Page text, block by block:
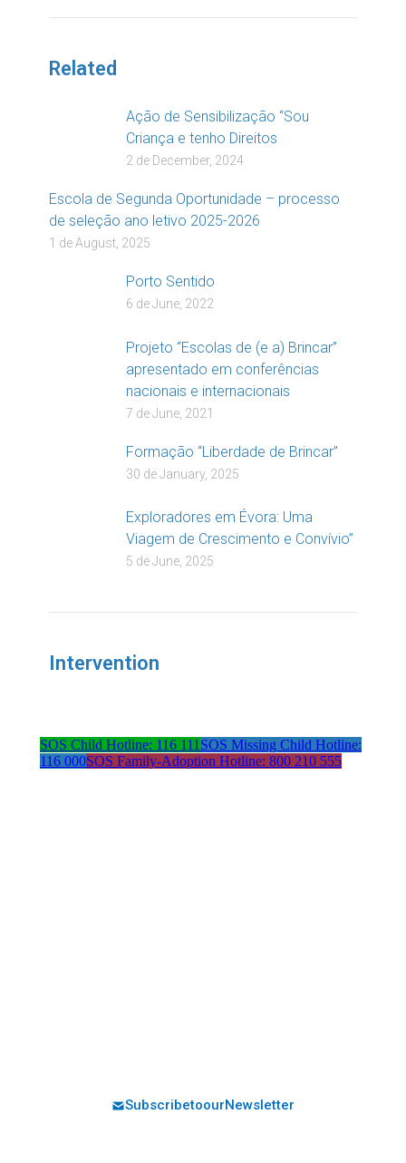
Related
Ação de Sensibilização “Sou
Criança e tenho Direitos
2 de December, 2024
Escola de Segunda Oportunidade – processo
de seleção ano letivo 2025-2026
1 de August, 2025
Porto Sentido
6 de June, 2022
Projeto “Escolas de (e a) Brincar”
apresentado em conferências
nacionais e internacionais
7 de June, 2021
Formação “Liberdade de Brincar”
30 de January, 2025
Exploradores em Évora: Uma
Viagem de Crescimento e Convívio”
5 de June, 2025
Intervention
SOS Child Hotline: 116 111SOS Missing Child Hotline:
116 000SOS Family-Adoption Hotline: 800 210 555
Subscribe to our Newsletter